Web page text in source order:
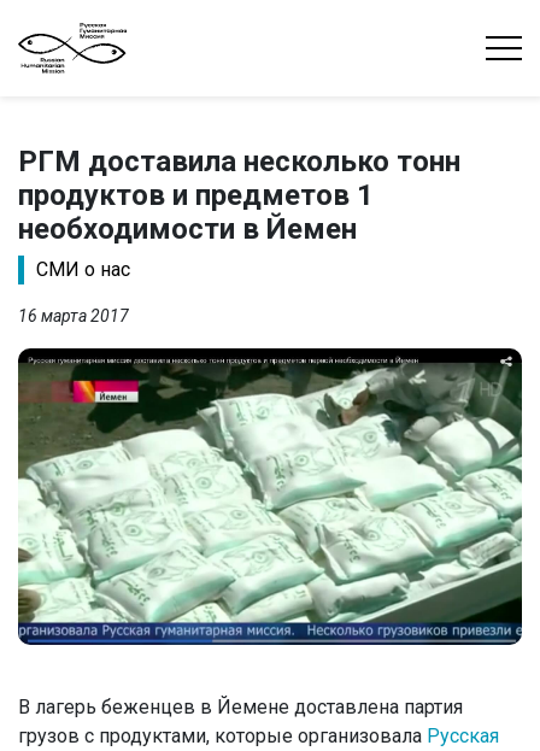
РГМ доставила несколько тонн
продуктов и предметов 1
необходимости в Йемен
СМИ о нас
16 марта 2017
В лагерь беженцев в Йемене доставлена партия
грузов с продуктами, которые организовала Русская